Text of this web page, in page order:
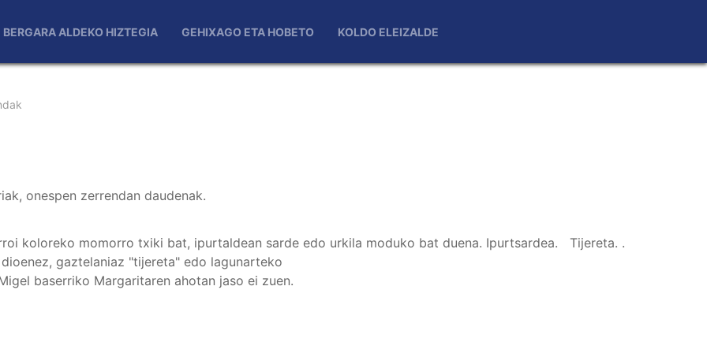
BERGARA ALDEKO HIZTEGIA GEHIXAGO ETA HOBETO KOLDO ELEIZALDE
onespen zerrendan daudenak.
koloreko momorro txiki bat, ipurtaldean sarde edo urkila moduko bat duena. Ipurtsardea. Tijereta. .
gaztelaniaz "tijereta" edo lagunarteko
baserriko Margaritaren ahotan jaso ei zuen.